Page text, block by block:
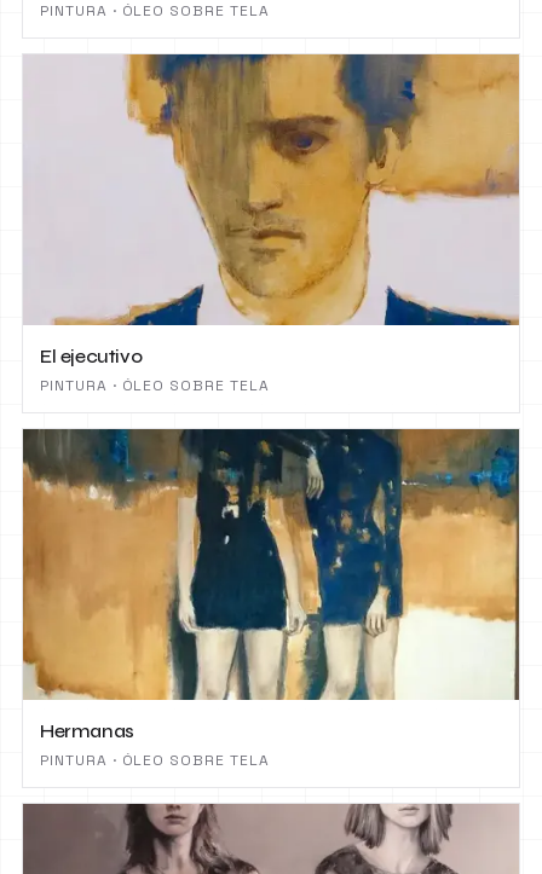
PINTURA · ÓLEO SOBRE TELA
El ejecutivo
PINTURA · ÓLEO SOBRE TELA
Hermanas
PINTURA · ÓLEO SOBRE TELA